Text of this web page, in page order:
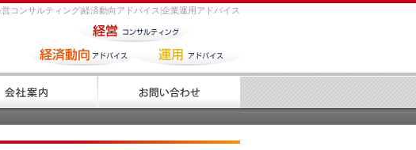
営コンサルティング|経済動向アドバイス|企業運用アドバイス